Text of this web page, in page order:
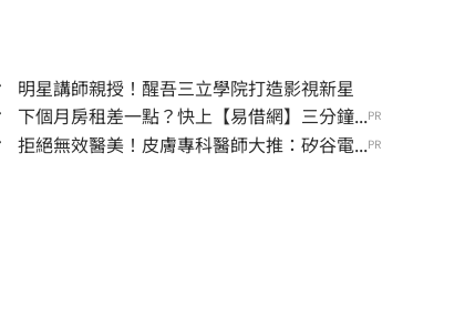
明星講師親授！醒吾三立學院打造影視新星
下個月房租差一點？快上【易借網】三分鐘...PR
拒絕無效醫美！皮膚專科醫師大推：矽谷電...PR